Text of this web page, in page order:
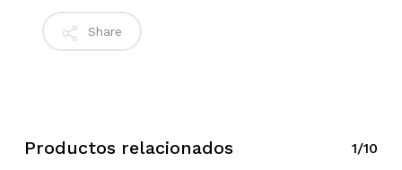
Share
Productos relacionados 1/10